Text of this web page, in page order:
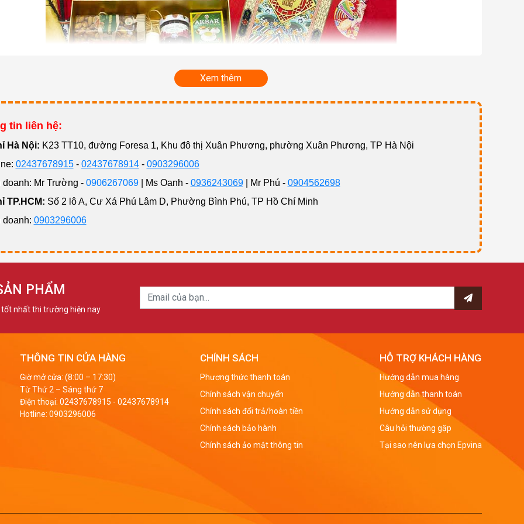
Văn hóa tặng quà Tết được người Việt lưu truyền từ thế hệ trước sang thế hệ sau
của việc tặng quà Tết trong văn hóa người Việt
ngày Tết là nét đẹp trong văn hóa truyền thống được lưu giữ bao đời nay của người Việt. Nó thay cho lời chúc
tiền bối trong nhà suốt những năm tháng qua.
với thầy cô giáo: Bày tỏ lời cảm ơn đến những “người lái đò” đã tận tình truyền dạy kiến thức, cho ta hành trang
với cấp trên: Lòng cảm kích và tôn trọng của nhân viên với sự chỉ bảo, nâng đỡ của sếp trong công việc. Đồng
tạo ấn tượng tốt để được sếp cân nhắc trong tương lai
với khách hàng: Tri ân khách hàng đã tin tưởng, ủng hộ doanh nghiệp trong khoảng thời gian qua. Tăng cường
cảm hợp tác giữa 2 bên, khẳng định thương hiệu và quảng bá hình ảnh công ty.
với bạn bè, đồng nghiệp: Thắt chặt mối quan hệ gắn bó cũng như cảm ơn vì sự giúp đỡ của họ dành cho bạn.
cho nhau 1 năm mới may mắn, thành công và nhiều sức khỏe.
Xem thêm
tin liên hệ:
Hà Nội: K23 TT10, đường Foresa 1, Khu đô thị Xuân Phương, phường Xuân Phương, TP Hà Nội
02437678915- 02437678914- 0903296006
Mr Trường - 0906267069| Ms Oanh - 0936243069| Mr Phú - 0904562698
TP.HCM: Số 2 lô A, Cư Xá Phú Lâm D, Phường Bình Phú, TP Hồ Chí Minh
0903296006
PHẨM
tốt nhất thi trường hiện nay
THÔNG TIN CỬA HÀNG
Giờ mở cửa: (8:00 – 17:30)
Từ Thứ 2 – Sáng thứ 7
Điện thoại: 02437678915 - 02437678914
Hotline: 0903296006
CHÍNH SÁCH
Phương thức thanh toán
Chính sách vận chuyển
Chính sách đổi trả/hoàn tiền
Chính sách bảo hành
Chính sách ảo mật thông tin
HỖ TRỢ KHÁCH HÀNG
Hướng dẫn mua hàng
Hướng dẫn thanh toán
Hướng dẫn sử dụng
Câu hỏi thường gặp
Tại sao nên lựa chọn Epvina